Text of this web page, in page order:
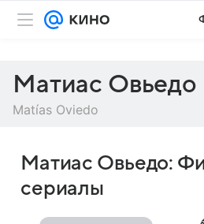
Матиас Овьедо
Matías Oviedo
Матиас Овьедо:
сериалы